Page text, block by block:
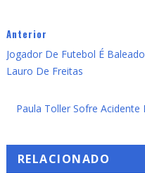
Anterior
Jogador De Futebol É
Lauro De Freitas
Paula Toller Sofre
RELACIONADO